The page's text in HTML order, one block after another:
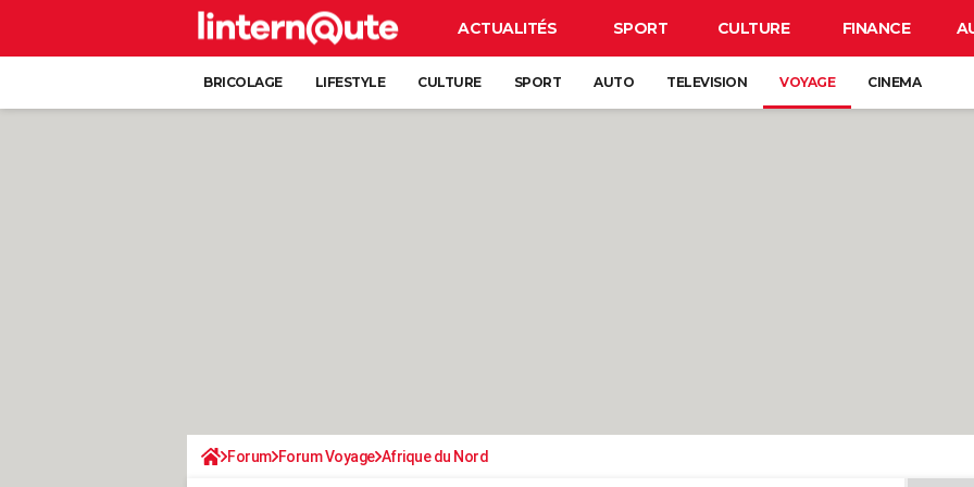
ACTUALITÉS SPORT CULTURE FINANCE
BRICOLAGE LIFESTYLE CULTURE SPORT AUTO TELEVISION VOYAGE CINEMA
Forum Forum Voyage Afrique du Nord